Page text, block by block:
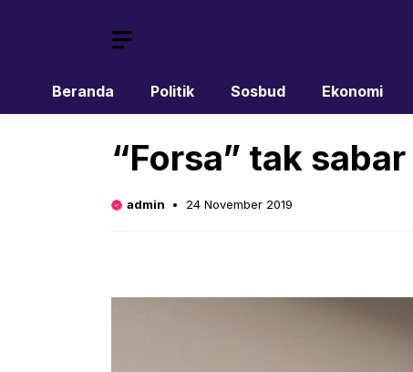
Beranda Politik Sosbud Ekonomi
“Forsa” tak
admin 24 November 2019